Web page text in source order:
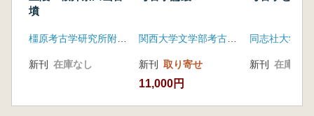
墳
橿原考古学研究所附属博物館
新刊 在庫なし
関西大学文学部考古学研究室
新刊 取り寄せ
11,000円
新刊 在庫なし